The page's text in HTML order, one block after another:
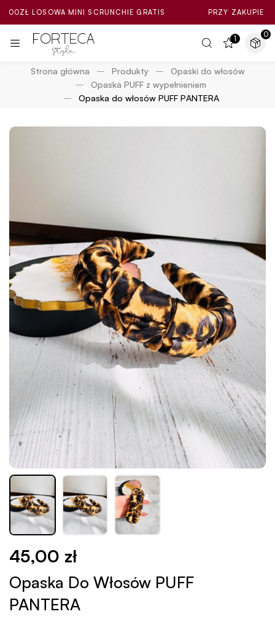
MINI SCRUNCHIE GRATIS PRZY ZAKUPIE ZA MIN.
1 0
Strona główna Produkty
Opaski do włosów
Opaska PUFF z wypełnieniem
Opaska do włosów PUFF PANTERA
45,00 zł
Opaska Do Włosów PUFF
PANTERA